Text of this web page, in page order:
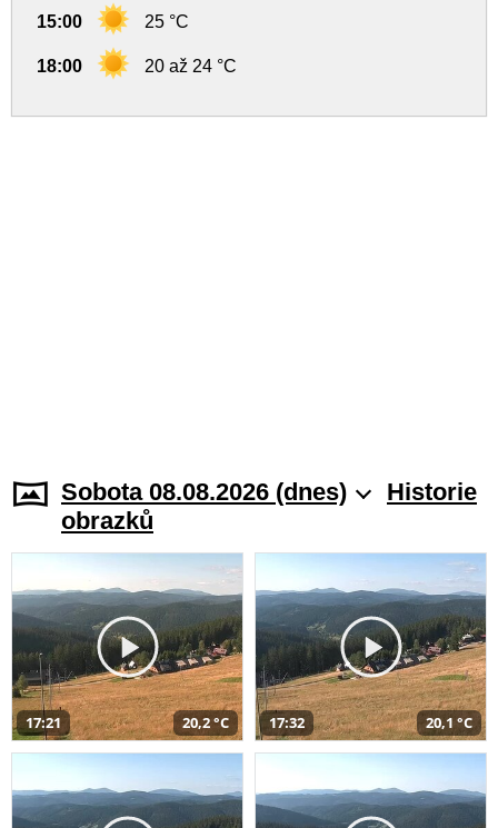
15:00 25 °C
18:00 20 až 24 °C
Sobota 08.08.2026 (dnes)
Historie
obrazků
17:21 20,2 °C 17:32 20,1 °C